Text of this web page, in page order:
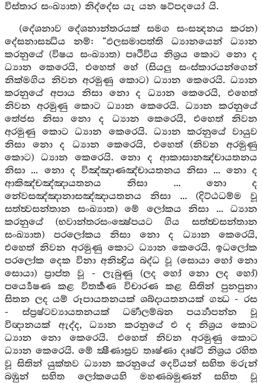
විස්තාර සංඛ්‍යාත) නිද්දේස යැ යන ෂට්පදයෝ යි.
(දේශනාව දේශනාන්තරයක් සමග සංසන්‍දනය කරන)
දේසනාසන්‍ධිය නම්: “ඵලසමාපත්ති ධ්‍යානයෙන් ධ්‍යාන
කරනුයේ (විෂය සංඛ්‍යාත) පෘථිවිය නිශ්‍රය කොට නො ද
ධ්‍යාන කෙරෙයි, එහෙත් හේ (සියලු සංස්කාරයන්ගෙන්
නික්මගිය නිවන අරමුණු කොට) ධ්‍යාන කෙරෙයි. ධ්‍යාන
කරනුයේ අපාය නිසා නො ද ධ්‍යාන කෙරෙයි, එහෙත්
නිවන අරමුණු කොට ධ්‍යාන කෙරෙයි. ධ්‍යාන කරනුයේ
තේජස නිසා නො ද ධ්‍යාන කෙරෙයි, එහෙත් නිවන
අරමුණු කොට ධ්‍යාන කෙරෙයි. ධ්‍යාන කරනුයේ වායුව
නිසා නො ද ධ්‍යාන කෙරෙයි, එහෙත් (නිවන අරමුණු
කොට) ධ්‍යාන කෙරෙයි. නො ද ආකාසානඤ්චායතනය
නිසා ... නො ද විඤ්ඤාණඤ්චායතනය නිසා ... නො ද
ආකිඤ්චඤ්ඤායතනය නිසා ... නො ද
නේවසඤ්ඤානාසඤ්ඤායතනය නිසා ... (දිට්ඨධම්ම වූ
සත්ත්‍වසන්තාන සංඛ්‍යාත) මේ ලෝකය නිසා ... ධ්‍යාන
කරනුයේ (භවාන්තරසංක්‍ෂේපයට ගිය සත්ත්‍වසන්තාන
සංඛ්‍යාත) පරලෝකය නිසා නො ද ධ්‍යාන කෙරෙයි,
එහෙත් නිවන අරමුණු කොට ධ්‍යාන කෙරෙයි. ඉධලෝක
පරලෝක දෙක විනා අනින්‍ද්‍රිය බද්ධ වූ (සොයා හෝ නො
සොයා) ප්‍රාප්ත වූ - ලැබුණු (ලද හෝ නො ලද හෝ)
පර්‍ය්‍යෙෂණ කළ විතර්‍කණ විචාරණ කළ සිතින් පුනපුනා
සිතන ලද යම් රූපායතනයක් ශබ්දායතනයක් ගන්‍ධ - රස
- ස්ප්‍රෂ්ටව්‍යායතනයක් ධර්‍මාලම්බන පර්‍ය්‍යාපන්න වූ
විඥානයක් ඇද්ද, ධ්‍යාන කරනුයේ එ ද නිශ්‍රය කොට
ධ්‍යාන නො කෙරෙයි. එහෙත් නිවන අරමුණු කොට
ධ්‍යාන කෙරෙයි. මේ ක්‍ෂීණාස්‍රව තෘෂ්ණා දෘෂ්ටි නිශ්‍රය රහිත
වූ සිතින් යුක්තව ධ්‍යාන කරනුයේ දෙවියන් සහිත මරුන්
බඹුන් සහිත ලෝකයෙහි මහණබමුණන් සහිත වූ